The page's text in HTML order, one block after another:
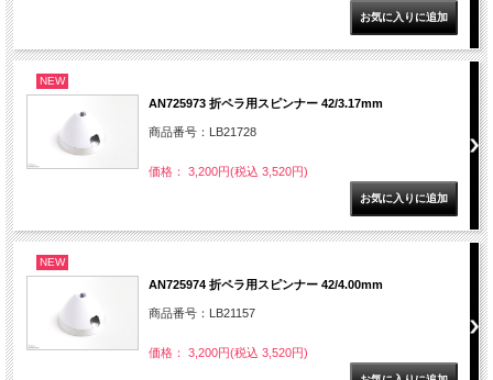
NEW
AN725973 折ペラ用スピンナー 42/3.17mm
商品番号：LB21728
価格： 3,200円(税込 3,520円)
NEW
AN725974 折ペラ用スピンナー 42/4.00mm
商品番号：LB21157
価格： 3,200円(税込 3,520円)